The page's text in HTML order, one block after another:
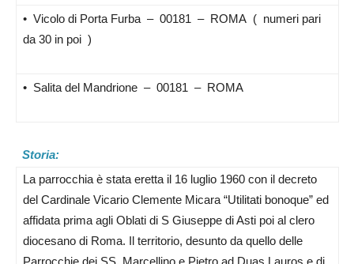
• Vicolo di Porta Furba – 00181 – ROMA ( numeri pari
da 30 in poi )
• Salita del Mandrione – 00181 – ROMA
Storia:
La parrocchia è stata eretta il 16 luglio 1960 con il decreto
del Cardinale Vicario Clemente Micara “Utilitati bonoque” ed
affidata prima agli Oblati di S Giuseppe di Asti poi al clero
diocesano di Roma. Il territorio, desunto da quello delle
Parrocchie dei SS. Marcellino e Pietro ad Duas Lauros e di